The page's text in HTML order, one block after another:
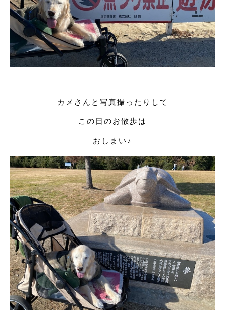
カメさんと写真撮ったりして
この日のお散歩は
おしまい♪